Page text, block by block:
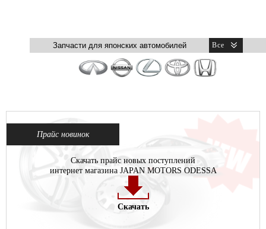
Прайс новинок
Скачать прайс новых поступлений
интернет магазина JAPAN MOTORS ODESSA
Скачать